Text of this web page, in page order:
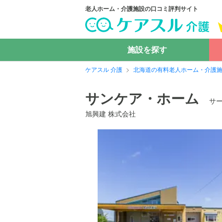
老人ホーム・介護施設の口コミ評判サイト
施設を探す
ケアスル 介護 北海道の有料老人ホーム・介護
サンケア・ホーム
サ
旭興建 株式会社